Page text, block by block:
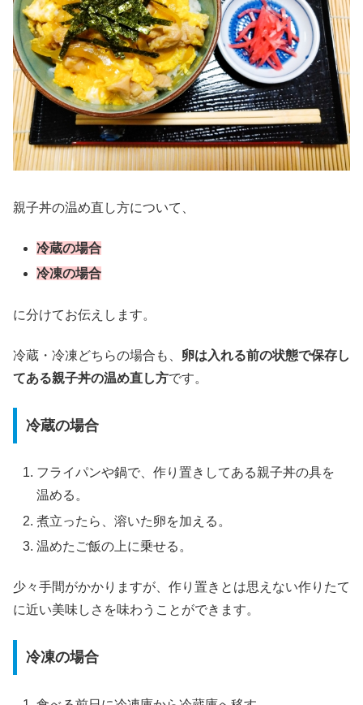
親子丼の温め直し方について、
冷蔵の場合
冷凍の場合
に分けてお伝えします。
冷蔵・冷凍どちらの場合も、 卵は入れる前の状態で保存し
てある親子丼の温め直し方です。
冷蔵の場合
フライパンや鍋で、作り置きしてある親子丼の具を
温める。
煮立ったら、溶いた卵を加える。
温めたご飯の上に乗せる。
少々手間がかかりますが、作り置きとは思えない作りたて
に近い美味しさを味わうことができます。
冷凍の場合